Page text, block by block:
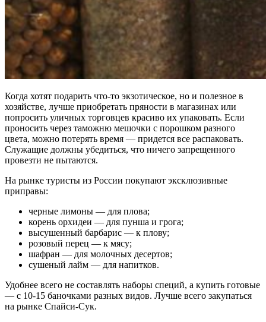
Когда хотят подарить что-то экзотическое, но и полезное в
хозяйстве, лучше приобретать пряности в магазинах или
попросить уличных торговцев красиво их упаковать. Если
проносить через таможню мешочки с порошком разного
цвета, можно потерять время — придется все распаковать.
Служащие должны убедиться, что ничего запрещенного
провезти не пытаются.
На рынке туристы из России покупают эксклюзивные
приправы:
черные лимоны — для плова;
корень орхидеи — для пунша и грога;
высушенный барбарис — к плову;
розовый перец — к мясу;
шафран — для молочных десертов;
сушеный лайм — для напитков.
Удобнее всего не составлять наборы специй, а купить готовые
— с 10-15 баночками разных видов. Лучше всего закупаться
на рынке Спайси-Сук.